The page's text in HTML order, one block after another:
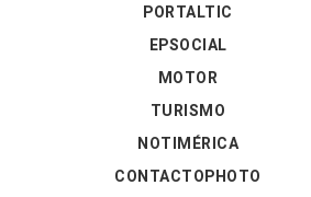
PORTALTIC
EPSOCIAL
MOTOR
TURISMO
NOTIMÉRICA
CONTACTOPHOTO